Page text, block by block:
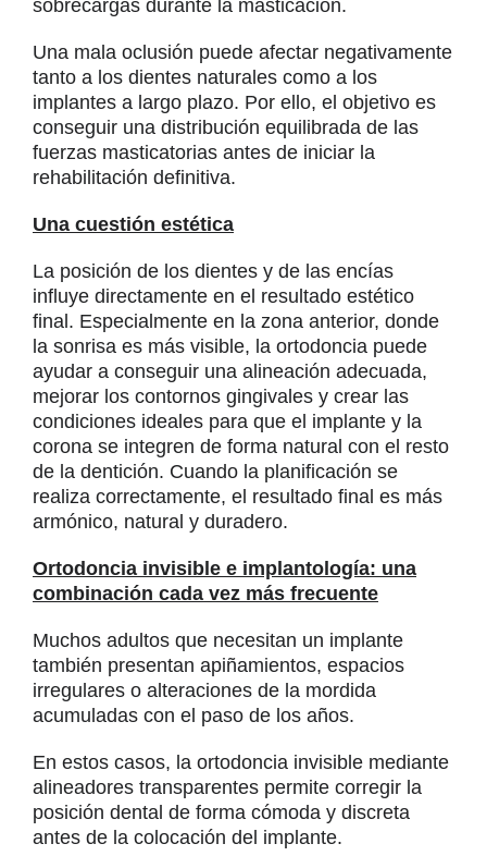
sobrecargas durante la masticación.
Una mala oclusión puede afectar negativamente
tanto a los dientes naturales como a los
implantes a largo plazo. Por ello, el objetivo es
conseguir una distribución equilibrada de las
fuerzas masticatorias antes de iniciar la
rehabilitación definitiva.
Una cuestión estética
La posición de los dientes y de las encías
influye directamente en el resultado estético
final. Especialmente en la zona anterior, donde
la sonrisa es más visible, la ortodoncia puede
ayudar a conseguir una alineación adecuada,
mejorar los contornos gingivales y crear las
condiciones ideales para que el implante y la
corona se integren de forma natural con el resto
de la dentición. Cuando la planificación se
realiza correctamente, el resultado final es más
armónico, natural y duradero.
Ortodoncia invisible e implantología: una
combinación cada vez más frecuente
Muchos adultos que necesitan un implante
también presentan apiñamientos, espacios
irregulares o alteraciones de la mordida
acumuladas con el paso de los años.
En estos casos, la ortodoncia invisible mediante
alineadores transparentes permite corregir la
posición dental de forma cómoda y discreta
antes de la colocación del implante.